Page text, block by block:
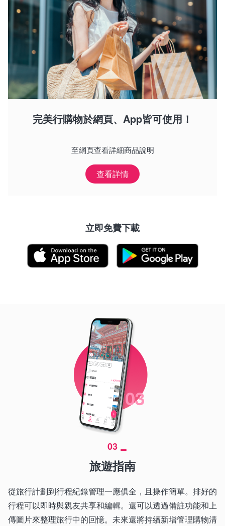
完美行購物於網頁、App皆可使用！
至網頁查看詳細商品說明
查看詳情
立即免費下載
03
旅遊指南
從旅行計劃到行程紀錄管理一應俱全，且操作簡單。排好的
行程可以即時與親友共享和編輯。還可以透過備註功能和上
傳圖片來整理旅行中的回憶。未來還將持續新增管理購物清